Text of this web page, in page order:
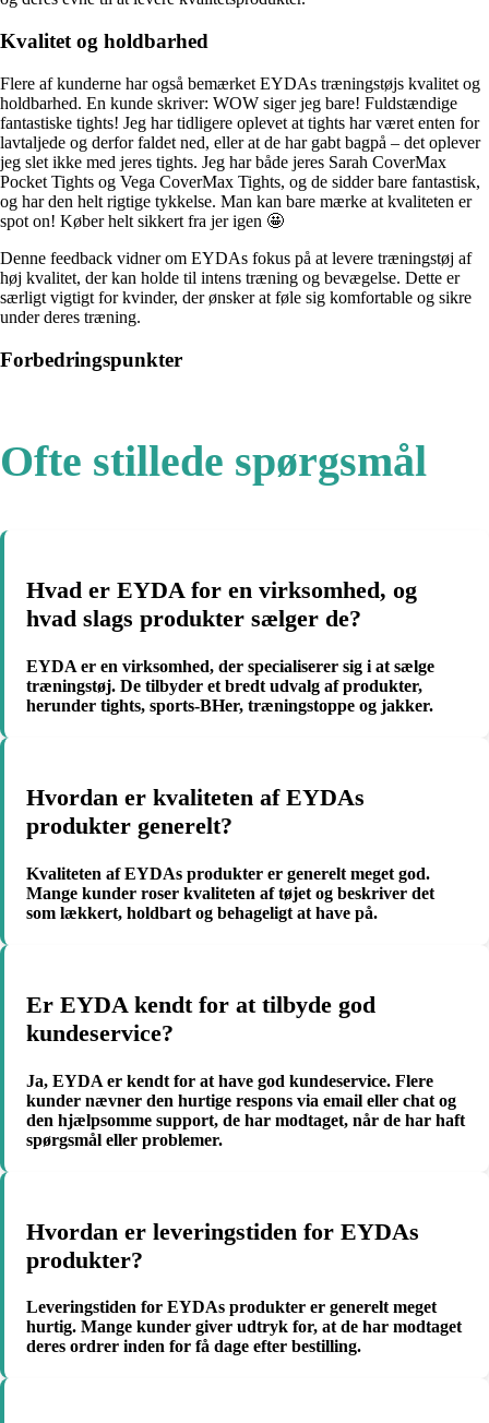
Kvalitet og holdbarhed
Flere af kunderne har også bemærket EYDAs træningstøjs kvalitet og
holdbarhed. En kunde skriver: WOW siger jeg bare! Fuldstændige
fantastiske tights! Jeg har tidligere oplevet at tights har været enten for
lavtaljede og derfor faldet ned, eller at de har gabt bagpå – det oplever
jeg slet ikke med jeres tights. Jeg har både jeres Sarah CoverMax
Pocket Tights og Vega CoverMax Tights, og de sidder bare fantastisk,
og har den helt rigtige tykkelse. Man kan bare mærke at kvaliteten er
spot on! Køber helt sikkert fra jer igen 🤩
Denne feedback vidner om EYDAs fokus på at levere træningstøj af
høj kvalitet, der kan holde til intens træning og bevægelse. Dette er
særligt vigtigt for kvinder, der ønsker at føle sig komfortable og sikre
under deres træning.
Forbedringspunkter
Ofte stillede spørgsmål
Hvad er EYDA for en virksomhed, og
hvad slags produkter sælger de?
EYDA er en virksomhed, der specialiserer sig i at sælge
træningstøj. De tilbyder et bredt udvalg af produkter,
herunder tights, sports-BHer, træningstoppe og jakker.
Hvordan er kvaliteten af EYDAs
produkter generelt?
Kvaliteten af EYDAs produkter er generelt meget god.
Mange kunder roser kvaliteten af tøjet og beskriver det
som lækkert, holdbart og behageligt at have på.
Er EYDA kendt for at tilbyde god
kundeservice?
Ja, EYDA er kendt for at have god kundeservice. Flere
kunder nævner den hurtige respons via email eller chat og
den hjælpsomme support, de har modtaget, når de har haft
spørgsmål eller problemer.
Hvordan er leveringstiden for EYDAs
produkter?
Leveringstiden for EYDAs produkter er generelt meget
hurtig. Mange kunder giver udtryk for, at de har modtaget
deres ordrer inden for få dage efter bestilling.